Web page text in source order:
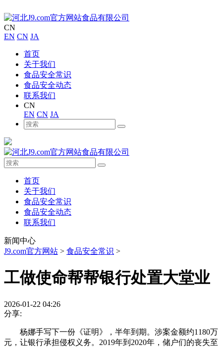
CN
EN CN JA
首页
关于我们
食品安全常识
食品安全动态
联系我们
CN
EN CN JA
首页
关于我们
食品安全常识
食品安全动态
联系我们
新闻中心
J9.com官方网站 > 食品安全常识 >
工做使命帮帮银行处置大堂业
2026-01-22 04:26
分享:
杨娜手写下一份《证明》，半年到期。涉案金额约1180万
元，让银行承担侵权义务。2019年到2020年，储户们的丧失至